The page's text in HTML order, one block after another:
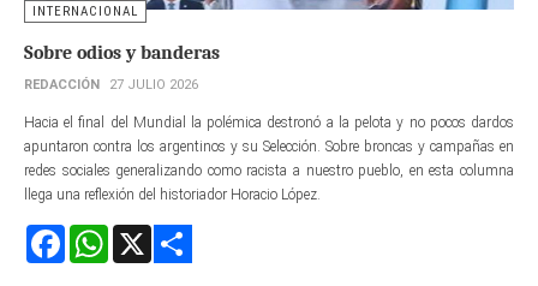
INTERNACIONAL
Sobre odios y banderas
REDACCIÓN 27 JULIO 2026
Hacia el final del Mundial la polémica destronó a la pelota y no pocos dardos
apuntaron contra los argentinos y su Selección. Sobre broncas y campañas en
redes sociales generalizando como racista a nuestro pueblo, en esta columna
llega una reflexión del historiador Horacio López.
FacebookWhatsApp